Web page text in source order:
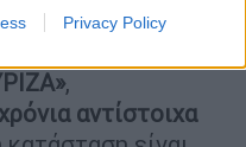
Privacy Policy
, στον
,
χρόνια αντίστοιχα